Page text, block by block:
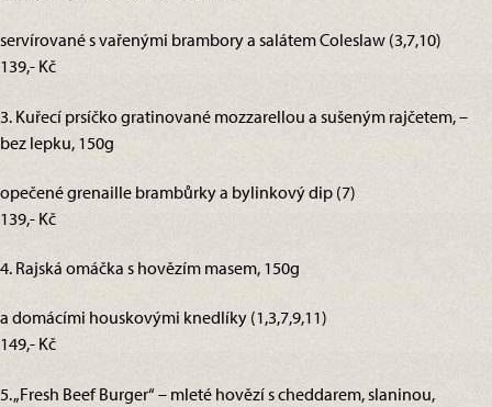
servírované s vařenými brambory a salátem Coleslaw (3,7,10)
139,- Kč
3. Kuřecí prsíčko gratinované mozzarellou a sušeným rajčetem, –
bez lepku, 150g
opečené grenaille brambůrky a bylinkový dip (7)
139,- Kč
4. Rajská omáčka s hovězím masem, 150g
a domácími houskovými knedlíky (1,3,7,9,11)
149,- Kč
5. „Fresh Beef Burger“ – mleté hovězí s cheddarem, slaninou,